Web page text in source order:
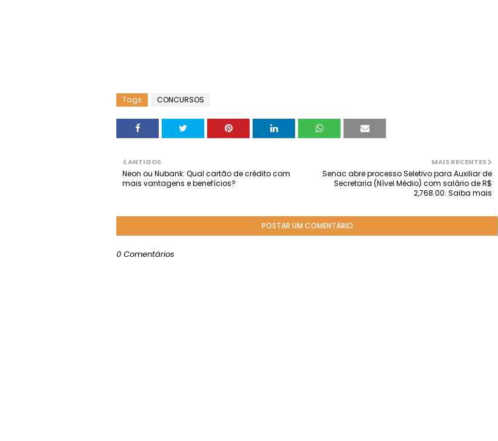
Tags CONCURSOS
MAIS RECENTES
Senac abre processo Seletivo para Auxiliar de
Secretaria (Nível Médio) com salário de R$
2,768.00. Saiba mais
ANTIGOS
Neon ou Nubank: Qual cartão de crédito com
mais vantagens e benefícios?
POSTAR UM COMENTÁRIO
0 Comentários